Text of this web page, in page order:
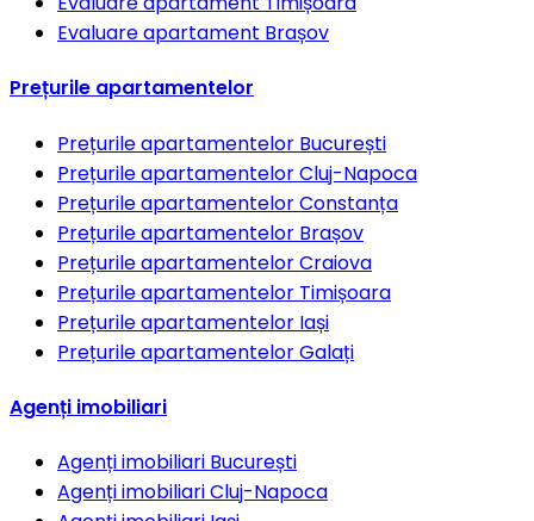
Evaluare apartament Brașov
Prețurile apartamentelor
Prețurile apartamentelor București
Prețurile apartamentelorCluj-Napoca
Prețurile apartamentelorConstanța
Prețurile apartamentelor Brașov
Prețurile apartamentelorCraiova
Prețurile apartamentelor Timișoara
Prețurile apartamentelor Iași
Prețurile apartamentelorGalați
Agenți imobiliari
Agenți imobiliari București
Agenți imobiliariCluj-Napoca